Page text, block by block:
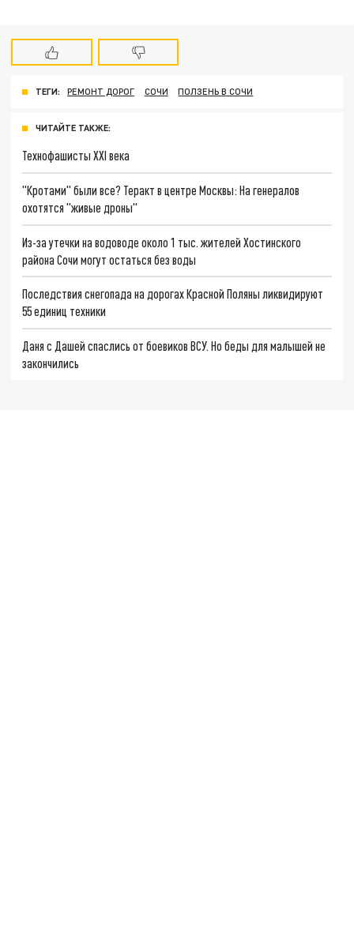
ТЕГИ: РЕМОНТ ДОРОГ СОЧИ ПОЛЗЕНЬ В СОЧИ
ЧИТАЙТЕ ТАКЖЕ:
Технофашисты XXI века
"Кротами" были все? Теракт в центре Москвы: На генералов
охотятся "живые дроны"
Из-за утечки на водоводе около 1 тыс. жителей Хостинского
района Сочи могут остаться без воды
Последствия снегопада на дорогах Красной Поляны ликвидируют
55 единиц техники
Даня с Дашей спаслись от боевиков ВСУ. Но беды для малышей не
закончились